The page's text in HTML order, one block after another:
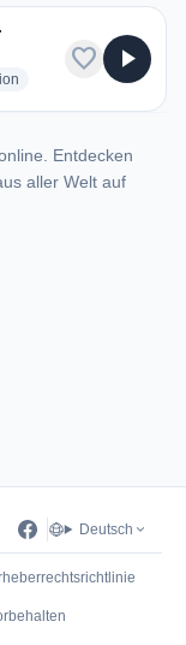
favorite play_arrow
Entdecken
aller Welt auf
Deutsch
neuem Tab)